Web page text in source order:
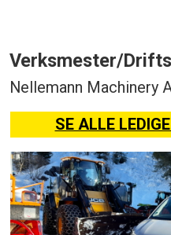
Verksmester/
Nellemann Machinery
SE ALLE